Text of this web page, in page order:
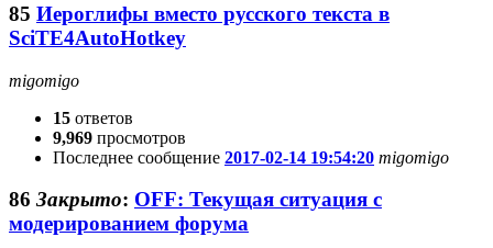
85 Иероглифы вместо русского текста в
SciTE4AutoHotkey
migomigo
15 ответов
9,969 просмотров
Последнее сообщение 2017-02-14 19:54:20 migomigo
86 Закрыто: OFF: Текущая ситуация с
модерированием форума